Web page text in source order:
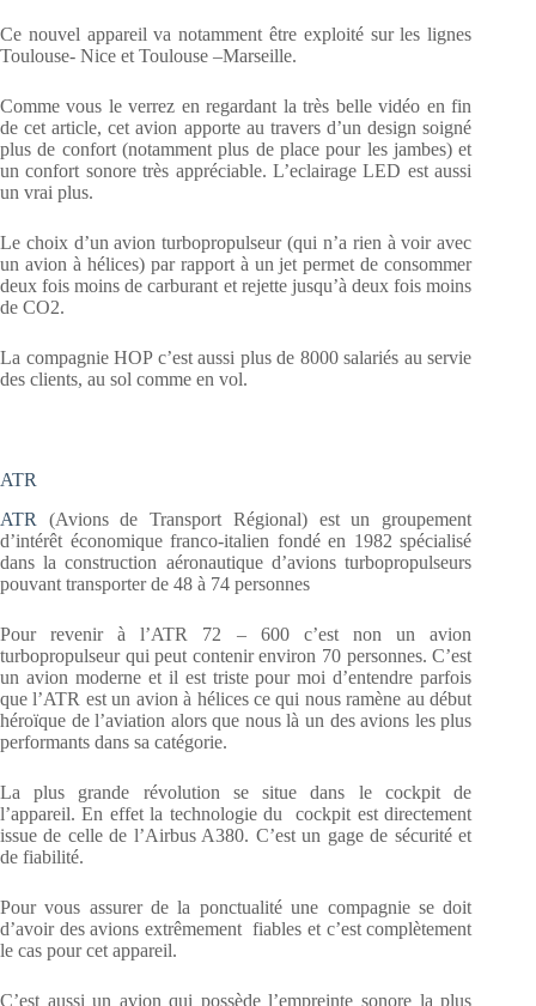
Ce nouvel appareil va notamment être exploité sur les lignes
Toulouse- Nice et Toulouse –Marseille.
Comme vous le verrez en regardant la très belle vidéo en fin
de cet article, cet avion apporte au travers d’un design soigné
plus de confort (notamment plus de place pour les jambes) et
un confort sonore très appréciable. L’eclairage LED est aussi
un vrai plus.
Le choix d’un avion turbopropulseur (qui n’a rien à voir avec
un avion à hélices) par rapport à un jet permet de consommer
deux fois moins de carburant et rejette jusqu’à deux fois moins
de CO2.
La compagnie HOP c’est aussi plus de 8000 salariés au servie
des clients, au sol comme en vol.
ATR
ATR
(Avions de Transport Régional) est un groupement
d’intérêt économique franco-italien fondé en 1982 spécialisé
dans la construction aéronautique d’avions turbopropulseurs
pouvant transporter de 48 à 74 personnes
Pour revenir à l’ATR 72 – 600 c’est non un avion
turbopropulseur qui peut contenir environ 70 personnes. C’est
un avion moderne et il est triste pour moi d’entendre parfois
que l’ATR est un avion à hélices ce qui nous ramène au début
héroïque de l’aviation alors que nous là un des avions les plus
performants dans sa catégorie.
La plus grande révolution se situe dans le cockpit de
l’appareil. En effet la technologie du cockpit est directement
issue de celle de l’Airbus A380. C’est un gage de sécurité et
de fiabilité.
Pour vous assurer de la ponctualité une compagnie se doit
d’avoir des avions extrêmement fiables et c’est complètement
le cas pour cet appareil.
C’est aussi un avion qui possède l’empreinte sonore la plus